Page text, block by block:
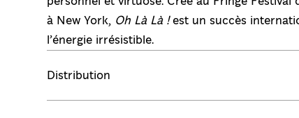
à New York, Oh Là Là !est un succès
l’énergie irrésistible.
Distribution